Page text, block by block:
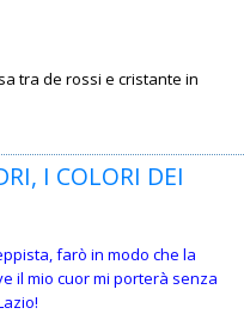
tra de rossi e cristante in
I COLORI DEI
farò in modo che la
il mio cuor mi porterà senza